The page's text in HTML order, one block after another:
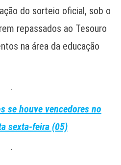
do sorteio oficial, sob o
repassados ao Tesouro
na área da educação
.
se houve vencedores no
sexta-feira (05)
.